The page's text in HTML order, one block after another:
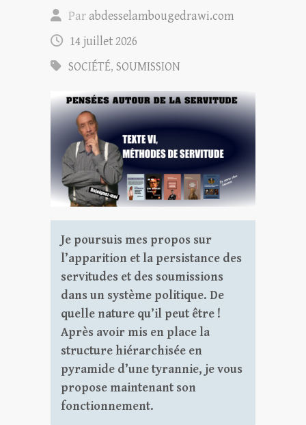
Par abdesselambougedrawi.com
14 juillet 2026
SOCIÉTÉ, SOUMISSION
Je poursuis mes propos sur
l’apparition et la persistance des
servitudes et des soumissions
dans un système politique. De
quelle nature qu’il peut être !
Après avoir mis en place la
structure hiérarchisée en
pyramide d’une tyrannie, je vous
propose maintenant son
fonctionnement.